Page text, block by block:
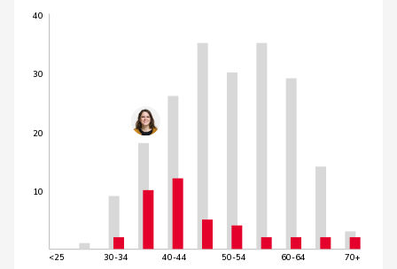
10
20
30
40
<25 30-34 40-44 50-54 60-64 70+